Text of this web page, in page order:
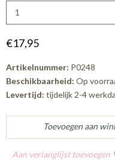
€17,95
Artikelnummer: P0248
Beschikbaarheid: Op
Levertijd: tijdelijk 2-4
Aan verlanglijst toevoegen